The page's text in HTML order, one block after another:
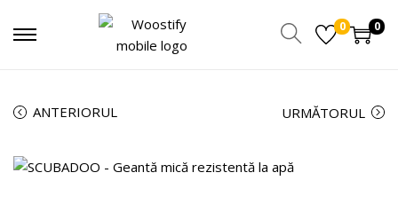
0 0
ANTERIORUL URMĂTORUL